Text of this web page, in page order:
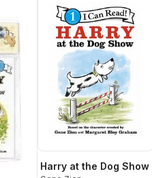
Harry at the Dog Show